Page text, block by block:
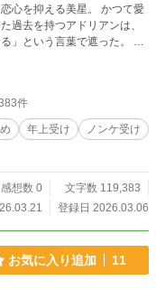
心を抑える美星。 かつて愛
過去を持つアドリアンは、
」という言葉で遮った。 女
アン。愛を拒まれてもそば
愛を知らずに育ったヘタレ
の、じれったくて切ない純
過去に女性と関係があった
ノベルズ、エブリスタ、pix
と雷理のお話です！ https://
263040275
件
年上受け
ノンケ受け
感想数 0
文字数 119,383
登録日 2026.03.06
お気に入り追加 11